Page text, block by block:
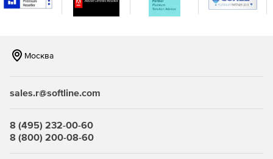
Москва
sales.r@softline.com
8 (495) 232-00-60
8 (800) 200-08-60